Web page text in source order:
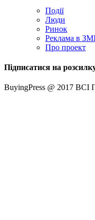
Події
Люди
Ринок
Реклама в
Про проект
Підписатися на
BuyingPress @ 2017